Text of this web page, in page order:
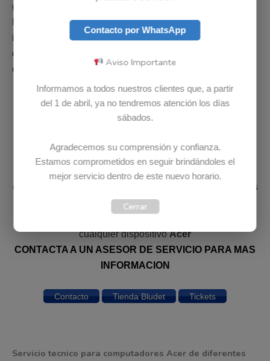
garantizados para computadores
Nuestros colaboradores están en la capacidad de
instalar, configurar o reparar cualquier parte de un
computador
en el país, es posible solicitarla bajo importación.
DIAGNOSTICO ACER COMPLETAMENTE GRATIS
En Bludet el diagnostico o la revisión no tiene ningún
costo, revisamos su computador
GRATIS. Ponemos
a su disposición un equipo de profesionales e
cualquier dispositivoAcer
CONTACTA A UN ASESOR DE SERVICIO PARA MAS
INFORMACION
Contacto Tienda Bludet Tickets
Servicio tecnico para computadores Acer de diferentes
Contacto por WhatsApp
Aviso Importante
Informamos a todos nuestros clientes que, a partir
del 1 de abril, ya no tendremos atención los días
sábados.
Agradecemos su comprensión y confianza.
Estamos comprometidos en seguir brindándoles el
mejor servicio dentro de este nuevo horario.
Cerrar